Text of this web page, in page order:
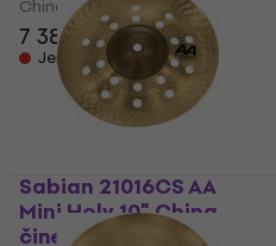
China činel
7 389 Kč
Jen na objednávku
Sabian 21016CS AA
Mini Holy 10" China
činel